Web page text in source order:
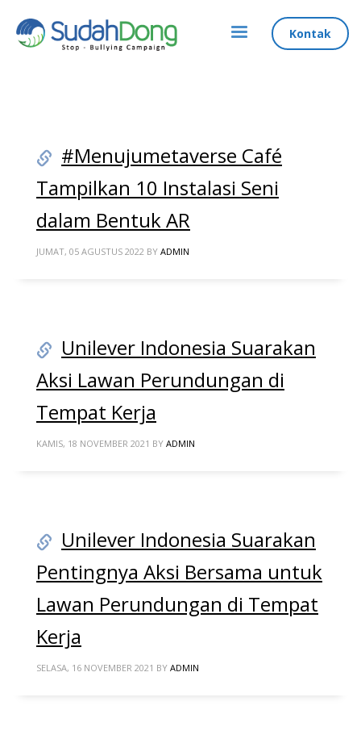
Kontak
#Menujumetaverse Café
Tampilkan 10 Instalasi Seni
dalam Bentuk AR
JUMAT, 05 AGUSTUS 2022 BY ADMIN
Unilever Indonesia Suarakan
Aksi Lawan Perundungan di
Tempat Kerja
KAMIS, 18 NOVEMBER 2021 BY ADMIN
Unilever Indonesia Suarakan
Pentingnya Aksi Bersama untuk
Lawan Perundungan di Tempat
Kerja
SELASA, 16 NOVEMBER 2021 BY ADMIN